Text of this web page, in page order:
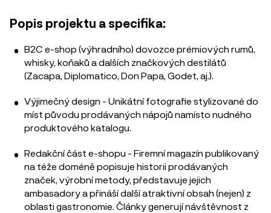
Popis projektu a specifika:
B2C e-shop (výhradního) dovozce prémiových rumů,
whisky, koňaků a dalších značkových destilátů
(Zacapa, Diplomatico, Don Papa, Godet, aj.).
Výjimečný design - Unikátní fotografie stylizované do
míst původu prodávaných nápojů namísto nudného
produktového katalogu.
Redakční část e-shopu - Firemní magazín publikovaný
na téže doméně popisuje historii prodávaných
značek, výrobní metody, představuje jejich
ambasadory a přináší další atraktivní obsah (nejen) z
oblasti gastronomie. Články generují návštěvnost z